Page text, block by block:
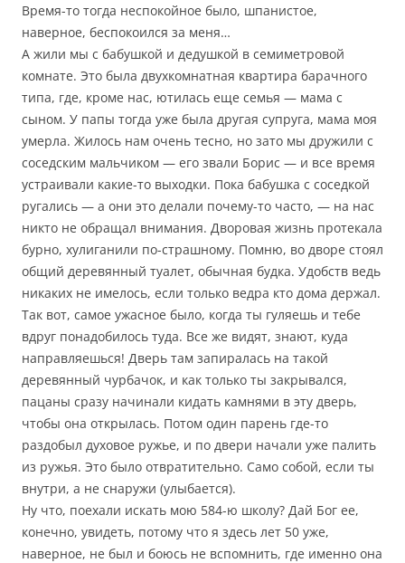
Время-то тогда неспокойное было, шпанистое,
наверное, беспокоился за меня…
А жили мы с бабушкой и дедушкой в семиметровой
комнате. Это была двухкомнатная квартира барачного
типа, где, кроме нас, ютилась еще семья — мама с
сыном. У папы тогда уже была другая супруга, мама моя
умерла. Жилось нам очень тесно, но зато мы дружили с
соседским мальчиком — его звали Борис — и все время
устраивали какие-то выходки. Пока бабушка с соседкой
ругались — а они это делали почему-то часто, — на нас
никто не обращал внимания. Дворовая жизнь протекала
бурно, хулиганили по-страшному. Помню, во дворе стоял
общий деревянный туалет, обычная будка. Удобств ведь
никаких не имелось, если только ведра кто дома держал.
Так вот, самое ужасное было, когда ты гуляешь и тебе
вдруг понадобилось туда. Все же видят, знают, куда
направляешься! Дверь там запиралась на такой
деревянный чурбачок, и как только ты закрывался,
пацаны сразу начинали кидать камнями в эту дверь,
чтобы она открылась. Потом один парень где-то
раздобыл духовое ружье, и по двери начали уже палить
из ружья. Это было отвратительно. Само собой, если ты
внутри, а не снаружи (улыбается).
Ну что, поехали искать мою 584-ю школу? Дай Бог ее,
конечно, увидеть, потому что я здесь лет 50 уже,
наверное, не был и боюсь не вспомнить, где именно она